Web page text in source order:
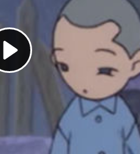
Play
Video